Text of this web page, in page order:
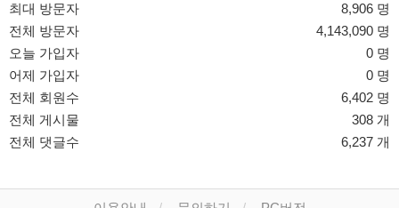
최대 방문자
8,906 명
전체 방문자
4,143,090 명
오늘 가입자
0 명
어제 가입자
0 명
전체 회원수
6,402 명
전체 게시물
308 개
전체 댓글수
6,237 개